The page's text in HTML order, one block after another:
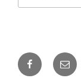
Facebook
E-
mail